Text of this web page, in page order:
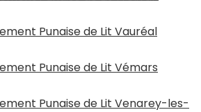
Punaise de Lit Vauréal
Punaise de Lit Vémars
Punaise de Lit Venarey-les-